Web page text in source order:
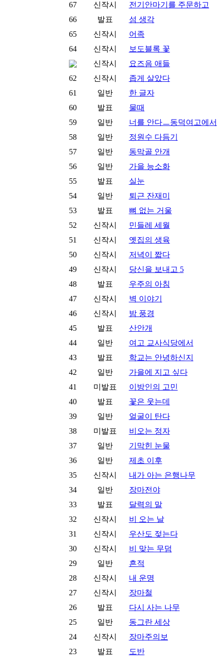
67
신작시
전기안마기를 주문하고
66
발표
섬 생각
65
신작시
어족
64
신작시
보도블록 꽃
신작시
요즈음 애들
62
신작시
좁게 살았다
61
일반
한 글자
60
발표
물때
59
일반
너를 안다ㅡ동덕여고에서
58
일반
정원수 다듬기
57
일반
동막골 안개
56
일반
가을 능소화
55
발표
실눈
54
일반
퇴근 잔재미
53
발표
뼈 없는 거울
52
신작시
민들레 세월
51
신작시
옛집의 생육
50
신작시
저녁이 짧다
49
신작시
당신을 보내고 5
48
발표
우주의 아침
47
신작시
벽 이야기
46
신작시
밤 풍경
45
발표
산안개
44
일반
여고 교사식당에서
43
발표
학교는 안녕하신지
42
일반
가을에 지고 싶다
41
미발표
이방인의 고민
40
발표
꽃은 웃는데
39
일반
얼굴이 탄다
38
미발표
비오는 정자
37
일반
기막힌 눈물
36
일반
제초 이후
35
신작시
내가 아는 은행나무
34
일반
장마전야
33
발표
달력의 말
32
신작시
비 오는 날
31
신작시
우산도 젖는다
30
신작시
비 맞는 무덤
29
일반
흔적
28
신작시
내 운명
27
신작시
장마철
26
발표
다시 사는 나무
25
일반
동그란 세상
24
신작시
장마주의보
23
발표 도반